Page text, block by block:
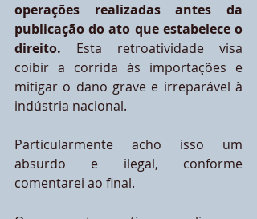
operações realizadas antes da
publicação do ato que estabelece o
direito. Esta retroatividade visa
coibir a corrida às importações e
mitigar o dano grave e irreparável à
indústria nacional.
Particularmente acho isso um
absurdo e ilegal, conforme
comentarei ao final.